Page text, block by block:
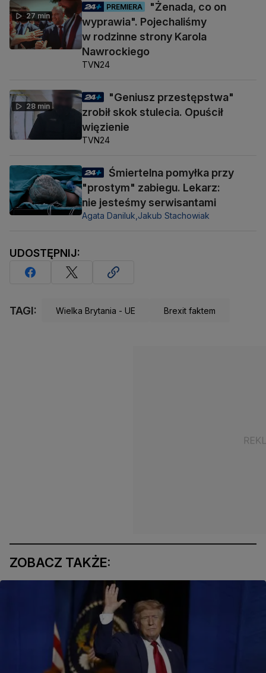
27 min
PREMIERA
"Żenada, co on
wyprawia". Pojechaliśmy
w rodzinne strony Karola
Nawrockiego
TVN24
28 min
"Geniusz przestępstwa"
zrobił skok stulecia. Opuścił
więzienie
TVN24
Śmiertelna pomyłka przy
"prostym" zabiegu. Lekarz:
nie jesteśmy serwisantami
Agata Daniluk, Jakub Stachowiak
UDOSTĘPNIJ:
TAGI: Wielka Brytania - UE Brexit faktem
ZOBACZ TAKŻE: